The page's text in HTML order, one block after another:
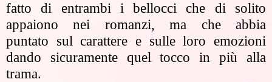
fatto di entrambi i bellocci che di solito
appaiono nei romanzi, ma che abbia
puntato sul carattere e sulle loro emozioni
dando sicuramente quel tocco in più alla
trama.